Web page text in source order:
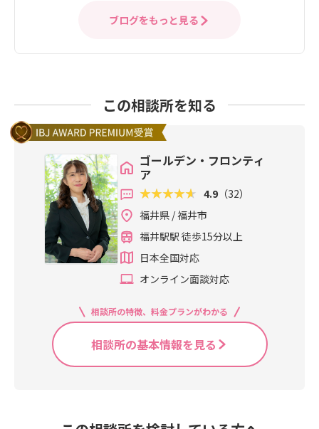
ブログをもっと見る
この相談所を知る
ゴールデン・フロンティ
ア
4.9 （32）
福井県 / 福井市
福井駅駅 徒歩15分以上
日本全国対応
オンライン面談対応
相談所の特徴、料金プランがわかる
相談所の基本情報を見る